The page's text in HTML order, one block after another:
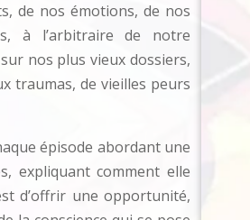
de nos émotions, de nos
à l’arbitraire de notre
nos plus vieux dossiers,
traumas, de vieilles peurs
épisode abordant une
expliquant comment elle
d’offrir une opportunité,